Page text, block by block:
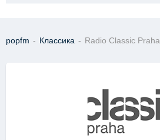
popfm - Классика - Radio Classic Praha